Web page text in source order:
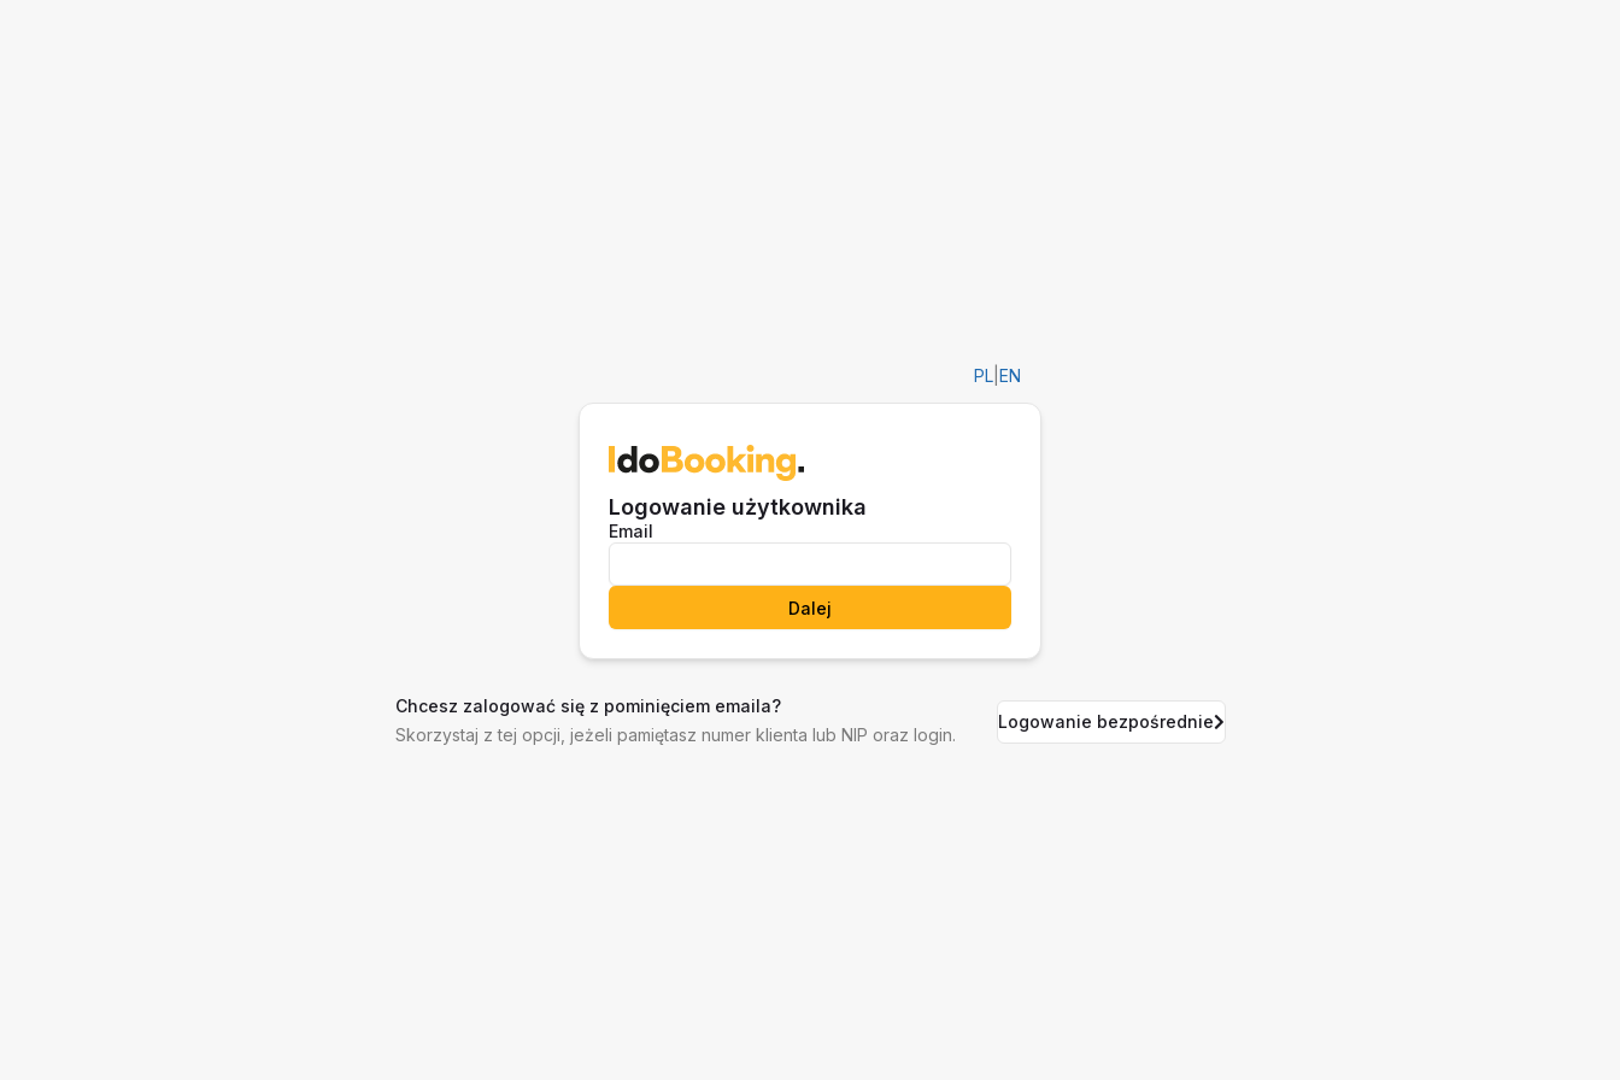
PL EN
Logowanie użytkownika
Email
Dalej
Chcesz zalogować się z pominięciem emaila?
Skorzystaj z tej opcji, jeżeli pamiętasz numer klienta lub NIP oraz login.
Logowanie bezpośrednie